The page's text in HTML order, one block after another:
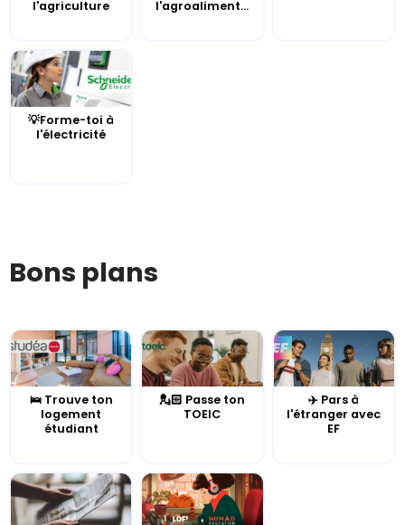
l'agriculture l'agroaliment...
💡Forme-toi à
l'électricité
Bons plans
🛌 Trouve ton
logement
étudiant
💂🏻 Passe ton
TOEIC
✈️ Pars à
l'étranger avec
EF